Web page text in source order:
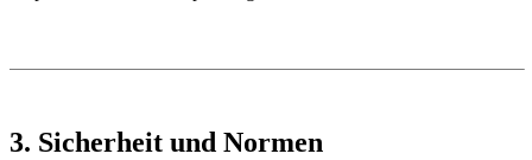
3. Sicherheit und Normen